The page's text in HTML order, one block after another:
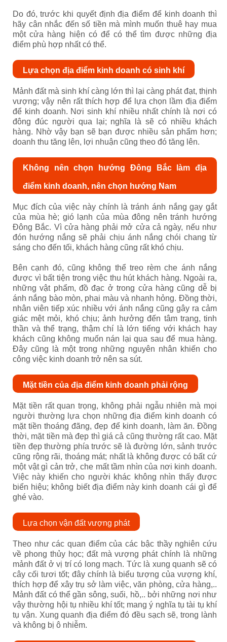
Do đó, trước khi quyết định địa điểm để kinh doanh thì
hãy cân nhắc đến số tiền mà mình muốn thuê hay mua
một cửa hàng hiện có để có thể tìm được những địa
điểm phù hợp nhất có thể.
Lựa chọn địa điểm kinh doanh có sinh khí
Mảnh đất mà sinh khí càng lớn thì lại càng phát đạt, thịnh
vượng; vậy nên rất thích hợp để lựa chọn lầm địa điểm
để kinh doanh. Nơi sinh khí nhiều nhất chính là nơi có
đông đúc người qua lại; nghĩa là sẽ có nhiều khách
hàng. Nhờ vậy bạn sẽ bạn được nhiều sản phẩm hơn;
doanh thu tăng lên, lợi nhuận cũng theo đó tăng lên.
Không nên chọn hướng Đông Bắc làm địa
điểm kinh doanh, nên chọn hướng Nam
Mục đích của việc này chính là tránh ánh nắng gay gắt
của mùa hè; gió lạnh của mùa đông nên tránh hướng
Đông Bắc. Vì cửa hàng phải mở cửa cả ngày, nếu như
đón hướng nắng sẽ phải chịu ánh nắng chói chang từ
sáng cho đến tối, khách hàng cũng rất khó chịu.
Bên cạnh đó, cũng không thể treo rèm che ánh nắng
được vì bất tiện trong việc thu hút khách hàng. Ngoài ra,
những vật phẩm, đồ đạc ở trong cửa hàng cũng dễ bị
ánh nắng bào mòn, phai màu và nhanh hỏng. Đồng thời,
nhân viên tiếp xúc nhiều với ánh nắng cũng gây ra cảm
giác mệt mỏi, khó chịu; ảnh hưởng đến tâm trạng, tinh
thần và thể trạng, thậm chí là lớn tiếng với khách hay
khách cũng không muốn nán lại qua sau để mua hàng.
Đây cũng là một trong những nguyên nhân khiến cho
công việc kinh doanh trở nên sa sút.
Mặt tiền của địa điểm kinh doanh phải rộng
Mặt tiền rất quan trọng, không phải ngẫu nhiên mà mọi
người thường lựa chọn những địa điểm kinh doanh có
mặt tiền thoáng đãng, đẹp để kinh doanh, làm ăn. Đồng
thời, mặt tiền mà đẹp thì giá cả cũng thường rất cao. Mặt
tiền đẹp thường phía trước sẽ là đường lớn, sảnh trước
cũng rộng rãi, thoáng mát; nhất là không được có bất cứ
một vật gì cản trở, che mất tầm nhìn của nơi kinh doanh.
Việc này khiến cho người khác không nhìn thấy được
biển hiệu; không biết địa điểm này kinh doanh cái gì để
ghé vào.
Lựa chọn vận đất vượng phát
Theo như các quan điểm của các bậc thầy nghiên cứu
về phong thủy học; đất mà vượng phát chính là những
mảnh đất ở vị trí có long mạch. Tức là xung quanh sẽ có
cây cối tươi tốt; đây chính là biểu tượng của vượng khí,
thích hợp để xây trụ sở làm việc, văn phòng, cửa hàng,..
Mảnh đất có thể gần sông, suối, hồ,.. bởi những nơi như
vậy thường hội tụ nhiều khí tốt; mang ý nghĩa tụ tài tụ khí
tụ vận. Xung quanh địa điểm đó đều sạch sẽ, trong lành
và không bị ô nhiễm.